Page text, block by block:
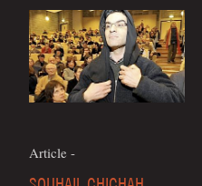
Article -